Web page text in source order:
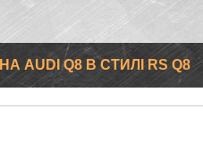
AUDI Q8 В СТИЛІ RS Q8